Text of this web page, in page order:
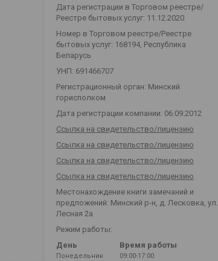
Дата регистрации в Торговом реестре/
Реестре бытовых услуг: 11.12.2020
Номер в Торговом реестре/Реестре
бытовых услуг: 168194, Республика
Беларусь
УНП: 691466707
Регистрационный орган: Минский
горисполком
Дата регистрации компании: 06.09.2012
Ссылка на свидетельство/лицензию
Ссылка на свидетельство/лицензию
Ссылка на свидетельство/лицензию
Ссылка на свидетельство/лицензию
Местонахождение книги замечаний и
предложений: Минский р-н, д. Лесковка, ул.
Лесная 2а
Режим работы:
День
Время работы
Понедельник
09:00-17:00